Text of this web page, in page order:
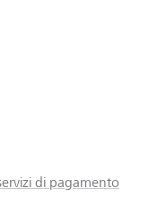
di pagamento